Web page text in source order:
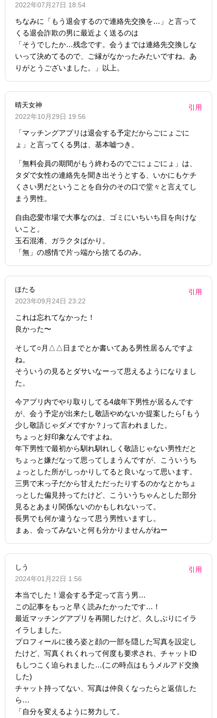
2022年07月27日 18:54
ちなみに「もう退会するので連絡先交換を…」と言って
くる退会詐欺の男に最近よく送るのは
「そうでしたか…残念です。会うまでは連絡先交換しな
いって決めてるので、ご縁がなかったみたいですね。あ
りがとうございました。」以上。
晴天女神
2022年10月29日 19:56
引用
「マッチングアプリは退会する予定だからごにょごに
ょ」と言ってくる男は、基本嘘つき。
「無料会員の期間がもう終わるのでごにょごにょ」は、
タダで女性の連絡先を聞き出そうとする、いかにもケチ
くさい男だということを自分のその口で堂々と言えてし
まう男性。
自由恋愛市場で大事なのは、ゴミにいちいち目を向けな
いこと。
玉石混淆、ガラクタばかり。
「無」の感情で片っ端から捨てるのみ。
ほたる
2023年09月24日 23:22
引用
これは忘れてなかった！
良かった〜
そして○月△△日までとか書いてある男性居るんですよ
ね。
そういうの見るとダサいなーって思えるようになりまし
た。
今アプリ内でやり取りしてる4歳年下男性が居るんです
が、会う予定が出来たし敬語やめないか提案したら｢もう
少し敬語じゃダメですか？｣って言われました。
ちょっと好印象なんですよね。
年下男性で最初から馴れ馴れしく敬語じゃない男性だと
ちょっと嫌だなって思ってしまうんですが、こういうち
ょっとした所がしっかりしてると良いなって思います。
三男で末っ子だから甘えただったりするのかなとかちょ
っとした偏見持ってたけど、こういうちゃんとした部分
見るとあまり関係ないのかもしれないって。
長男でも何か違うなって思う男性いますし。
まぁ、会ってみないと何も分かりませんがねー
しう
2024年01月22日 1:56
引用
本当でした！退会する予定って言う男…
この記事をもっと早く読みたかったです…！
最近マッチングアプリを再開したけど、久しぶりにイラ
イラしました。
プロフィールに後ろ姿と顔の一部を隠した写真を設定し
たけど、写真くれくれって何度も要求され、チャットID
もしつこく迫られました…(この時点はもうメルアド交換
した)
チャット持ってない、写真は仲良くなったらと返信した
ら…
「自分を変えるように努力して。